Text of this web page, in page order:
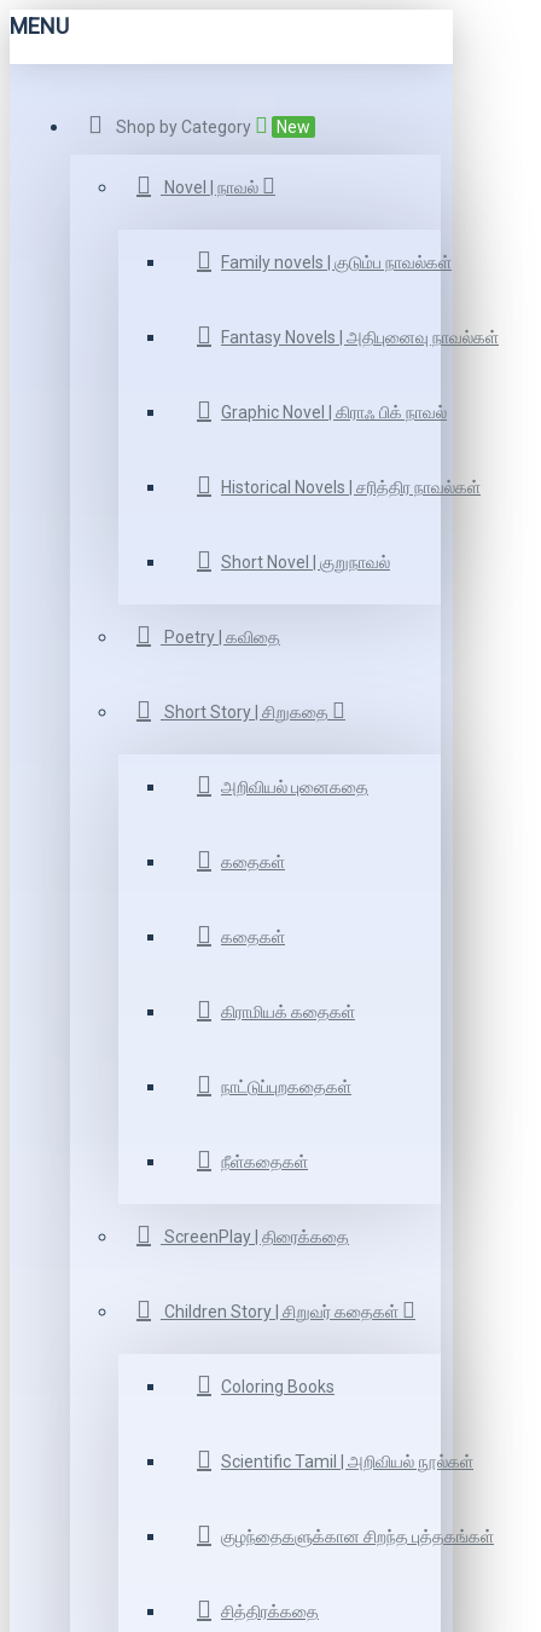
MENU
Shop by Category New
Novel | நாவல்
Family novels | குடும்ப நாவல்கள்
Fantasy Novels | அதிபுனைவு நாவல்கள்
Graphic Novel | கிராஃ பிக் நாவல்
Historical Novels | சரித்திர நாவல்கள்
Short Novel | குறுநாவல்
Poetry | கவிதை
Short Story | சிறுகதை
அறிவியல் புனைகதை
கதைகள்
கதைகள்
கிராமியக் கதைகள்
நாட்டுப்புறகதைகள்
நீள்கதைகள்
ScreenPlay | திரைக்கதை
Children Story | சிறுவர் கதைகள்
Coloring Books
Scientific Tamil | அறிவியல் நூல்கள்
குழந்தைகளுக்கான சிறந்த புத்தகங்கள்
சித்திரக்கதை